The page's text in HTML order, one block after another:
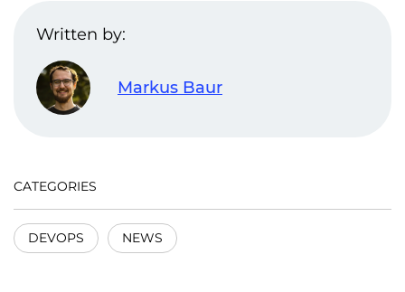
Written by:
Markus Baur
CATEGORIES
DEVOPS NEWS